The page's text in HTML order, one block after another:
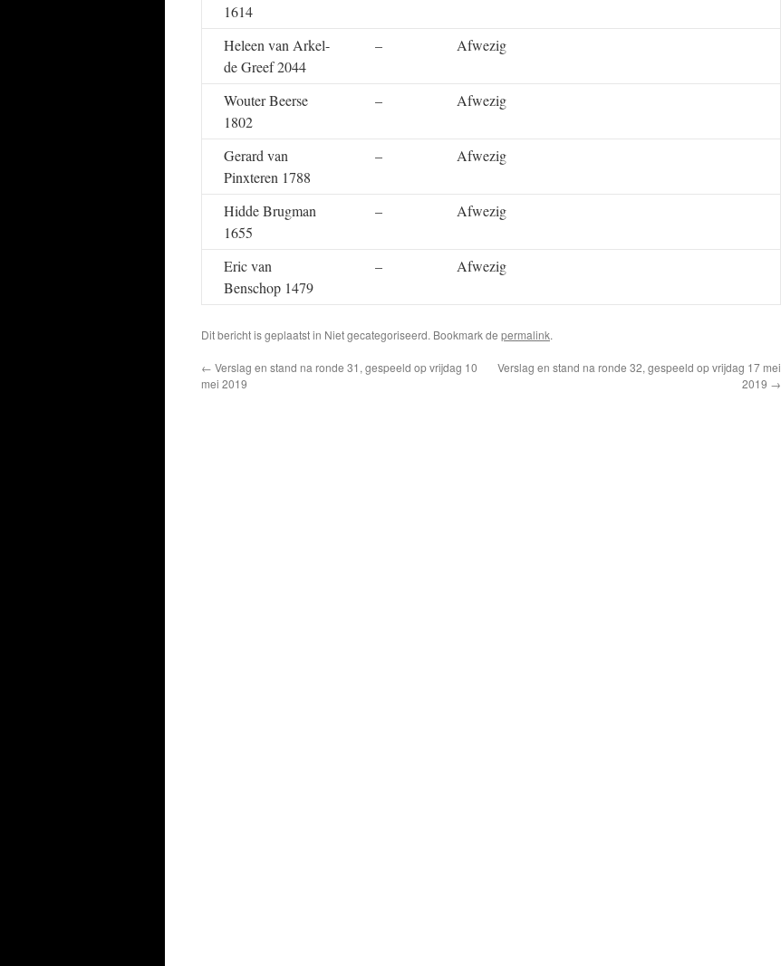
1614
Heleen van Arkel-
de Greef 2044
– Afwezig
Wouter Beerse
1802
– Afwezig
Gerard van
Pinxteren 1788
– Afwezig
Hidde Brugman
1655
– Afwezig
Eric van
Benschop 1479
– Afwezig
Dit bericht is geplaatst in Niet gecategoriseerd. Bookmark de permalink.
← Verslag en stand na ronde 31, gespeeld op vrijdag 10
mei 2019
Verslag en stand na ronde 32, gespeeld op vrijdag 17 mei
2019 →